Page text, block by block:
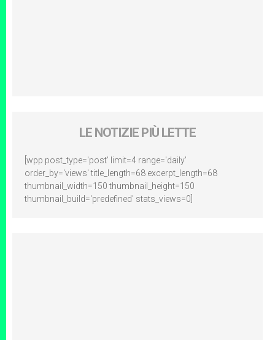
LE NOTIZIE PIÙ LETTE
[wpp post_type='post' limit=4 range='daily'
order_by='views' title_length=68 excerpt_length=68
thumbnail_width=150 thumbnail_height=150
thumbnail_build='predefined' stats_views=0]